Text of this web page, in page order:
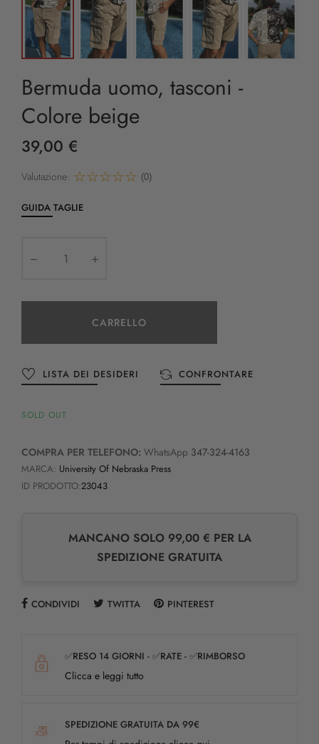
Bermuda uomo, tasconi -
Colore beige
39,00 €
Valutazione: (0)
GUIDA TAGLIE
CARRELLO
LISTA DEI DESIDERI CONFRONTARE
SOLD OUT
COMPRA PER TELEFONO: WhatsApp 347-324-4163
MARCA: University Of Nebraska Press
ID PRODOTTO:23043
MANCANO SOLO 99,00 € PER LA
SPEDIZIONE GRATUITA
CONDIVIDI TWITTA PINTEREST
✅RESO 14 GIORNI - ✅RATE - ✅RIMBORSO
Clicca e leggi tutto
SPEDIZIONE GRATUITA DA 99€